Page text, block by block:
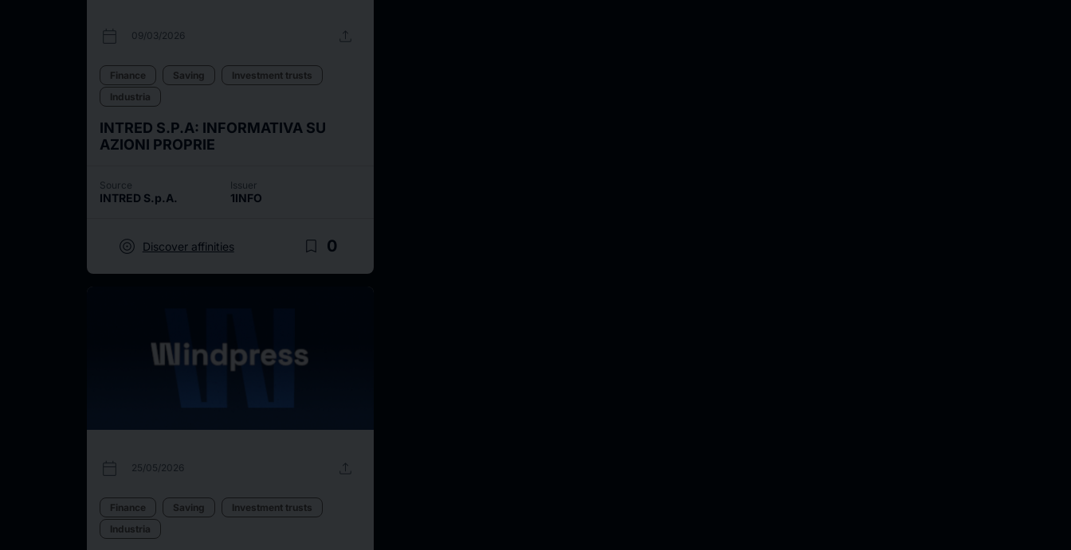
calendar_today 09/03/2026 upload
Finance Saving
Investment trusts
Industria
INTRED S.P.A: INFORMATIVA SU
AZIONI PROPRIE
Source
INTRED S.p.A.
Issuer
1INFO
target Discover affinities bookmark_border 0
calendar_today 25/05/2026 upload
Finance Saving
Investment trusts
Industria